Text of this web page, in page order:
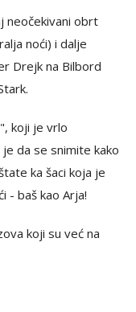
neočekivani obrt
noći) i dalje
Drejk na Bilbord
koji je vrlo
da se snimite kako
ka šaci koja je
- baš kao Arja!
koji su već na